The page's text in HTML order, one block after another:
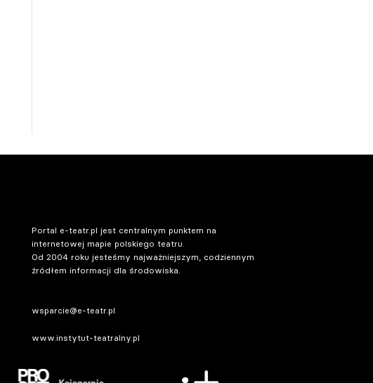
Portal e-teatr.pl jest centralnym punktem na
internetowej mapie polskiego teatru.
Od 2004 roku jesteśmy najważniejszym, codziennym
źródłem informacji dla środowiska.
wsparcie@e-teatr.pl
www.instytut-teatralny.pl